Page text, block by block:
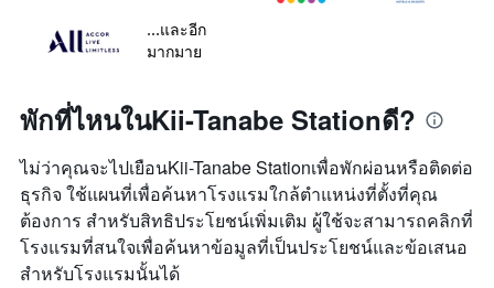
...และอีก
มากมาย
พักที่ไหนในKii-Tanabe Stationดี?
ไม่ว่าคุณจะไปเยือนKii-Tanabe Stationเพื่อพักผ่อนหรือติดต่อ
ธุรกิจ ใช้แผนที่เพื่อค้นหาโรงแรมใกล้ตำแหน่งที่ตั้งที่คุณ
ต้องการ สำหรับสิทธิประโยชน์เพิ่มเติม ผู้ใช้จะสามารถคลิกที่
โรงแรมที่สนใจเพื่อค้นหาข้อมูลที่เป็นประโยชน์และข้อเสนอ
สำหรับโรงแรมนั้นได้